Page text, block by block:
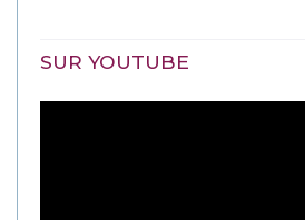
SUR YOUTUBE